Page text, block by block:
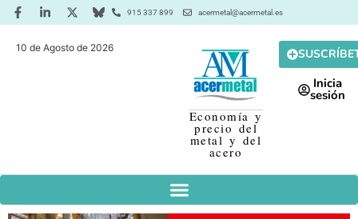
915 337 899 acermetal@acermetal.es
10 de Agosto de 2026
Economía y
precio del
metal y del
acero
Inicia
sesión